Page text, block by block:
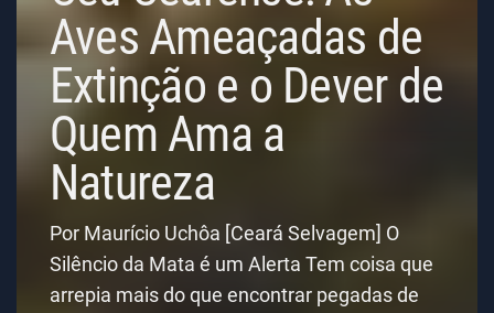
Aves Ameaçadas de
Extinção e o Dever de
Quem Ama a
Natureza
Por Maurício Uchôa [Ceará Selvagem] O
Silêncio da Mata é um Alerta Tem coisa que
arrepia mais do que encontrar pegadas de